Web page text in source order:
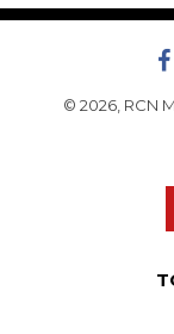
© 2026, RCN